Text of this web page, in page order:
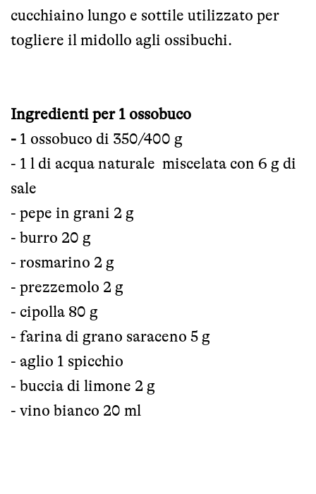
cucchiaino lungo e sottile utilizzato per
togliere il midollo agli ossibuchi.
Ingredienti per 1 ossobuco
- 1 ossobuco di 350/400 g
- 1 l di acqua naturale miscelata con 6 g di
sale
- pepe in grani 2 g
- burro 20 g
- rosmarino 2 g
- prezzemolo 2 g
- cipolla 80 g
- farina di grano saraceno 5 g
- aglio 1 spicchio
- buccia di limone 2 g
- vino bianco 20 ml